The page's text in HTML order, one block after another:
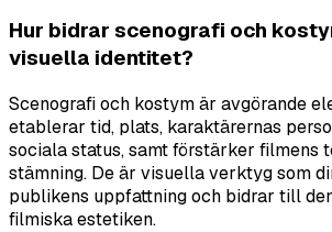
Hur bidrar scenografi och
visuella identitet?
Scenografi och kostym är avgörande
etablerar tid, plats, karaktärernas
sociala status, samt förstärker filmens
stämning. De är visuella verktyg som
publikens uppfattning och bidrar till
filmiska estetiken.